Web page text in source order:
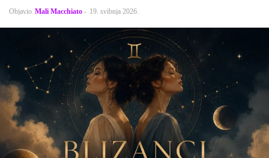
Objavio Mali Macchiato - 19. svibnja 2026.